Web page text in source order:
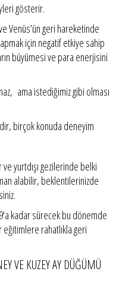
gösterir.
Venüs’ün geri hareketinde
için negatif etkiye sahip
büyümesi ve para enerjisini
ama istediğimiz gibi olması
birçok konuda deneyim
yurtdışı gezilerinde belki
alabilir, beklentilerinizde
kadar sürecek bu dönemde
eğitimlere rahatlıkla geri
VE KUZEY AY DÜĞÜMÜ